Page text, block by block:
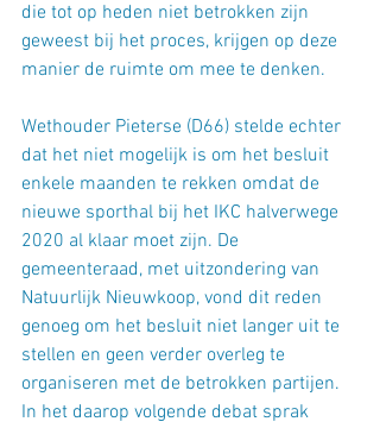
die tot op heden niet betrokken zijn
geweest bij het proces, krijgen op deze
manier de ruimte om mee te denken.
Wethouder Pieterse (D66) stelde echter
dat het niet mogelijk is om het besluit
enkele maanden te rekken omdat de
nieuwe sporthal bij het IKC halverwege
2020 al klaar moet zijn. De
gemeenteraad, met uitzondering van
Natuurlijk Nieuwkoop, vond dit reden
genoeg om het besluit niet langer uit te
stellen en geen verder overleg te
organiseren met de betrokken partijen.
In het daarop volgende debat sprak